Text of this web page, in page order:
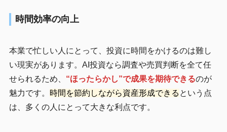
時間効率の向上
本業で忙しい人にとって、投資に時間をかけるのは難し
い現実があります。AI投資なら調査や売買判断を全て任
せられるため、 “ほったらかし”で成果を期待できるのが
魅力です。 時間を節約しながら資産形成できる という点
は、多くの人にとって大きな利点です。